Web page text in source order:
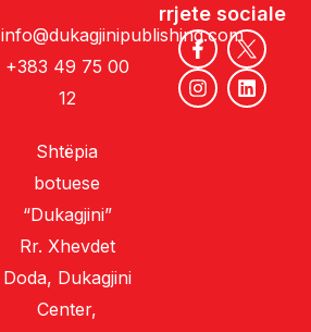
info@dukagjinipublishing.com
+383 49 75 00
12
Shtëpia
botuese
“Dukagjini”
Rr. Xhevdet
Doda, Dukagjini
Center,
rrjete sociale